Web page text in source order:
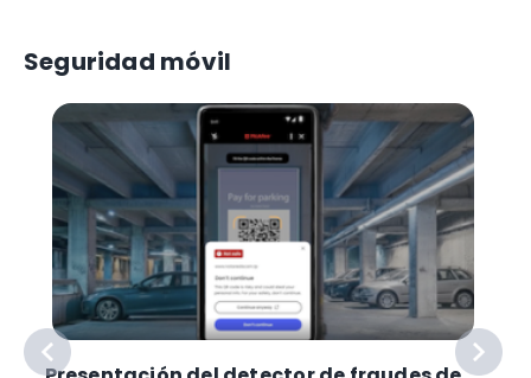
Seguridad móvil